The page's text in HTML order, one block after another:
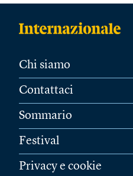
Chi siamo
Contattaci
Sommario
Festival
Privacy e cookie